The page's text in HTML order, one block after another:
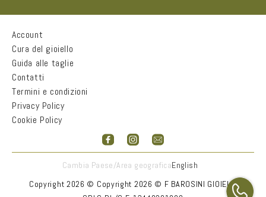
Nome e Cognome*
Città
Email*
informativa sulla privacy
Account
Cura del gioiello
Guida alle taglie
Contatti
Termini e condizioni
Privacy Policy
Cookie Policy
Cambia Paese/Area geograficaEnglish
Copyright 2026 © Copyright 2026 © F BAROSINI GIOIELLI